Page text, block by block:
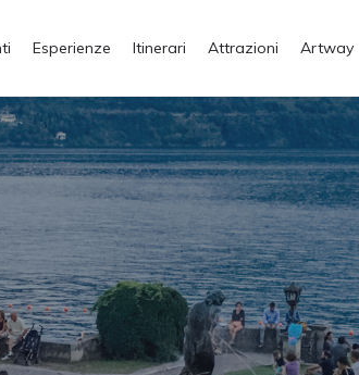
Esperienze Itinerari Attrazioni Artway